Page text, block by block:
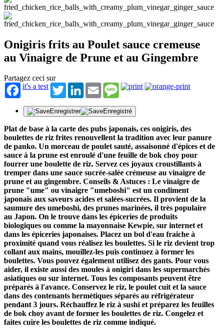
Onigiris frits au Poulet sauce cremeuse
au Vinaigre de Prune et au Gingembre
Partagez ceci sur
it's a test
TwitterLinkedInEmail Message
Enregistrer Enregistré
Plat de base à la carte des pubs japonais, ces onigiris, des
boulettes de riz frites renouvellent la tradition avec leur panure
de panko. Un morceau de poulet sauté, assaisonné d'épices et de
sauce à la prune est enroulé d'une feuille de bok choy pour
fourrer une boulette de riz. Servez ces joyaux croustillants à
tremper dans une sauce sucrée-salée crémeuse au vinaigre de
prune et au gingembre. Conseils & Astuces : Le vinaigre de
prune "ume" ou vinaigre "umeboshi" est un condiment
japonais aux saveurs acides et salées-sucrées. Il provient de la
saumure des umeboshi, des prunes marinées, il très populaire
au Japon. On le trouve dans les épiceries de produits
biologiques ou comme la mayonnaise Kewpie, sur internet et
dans les épiceries japonaises. Placez un bol d'eau fraiche à
proximité quand vous réalisez les boulettes. Si le riz devient trop
collant aux mains, mouillez-les puis continuez à former les
boulettes. Vous pouvez également utilisez des gants. Pour vous
aider, il existe aussi des moules à onigiri dans les supermarchés
asiatiques ou sur internet. Tous les composants peuvent être
préparés à l'avance. Conservez le riz, le poulet cuit et la sauce
dans des contenants hermétiques séparés au réfrigérateur
pendant 3 jours. Réchauffez le riz à sushi et préparez les feuilles
de bok choy avant de former les boulettes de riz. Congelez et
faites cuire les boulettes de riz comme indiqué.